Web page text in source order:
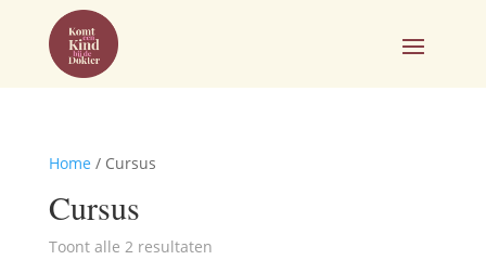
Home / Cursus
Cursus
Toont alle 2 resultaten